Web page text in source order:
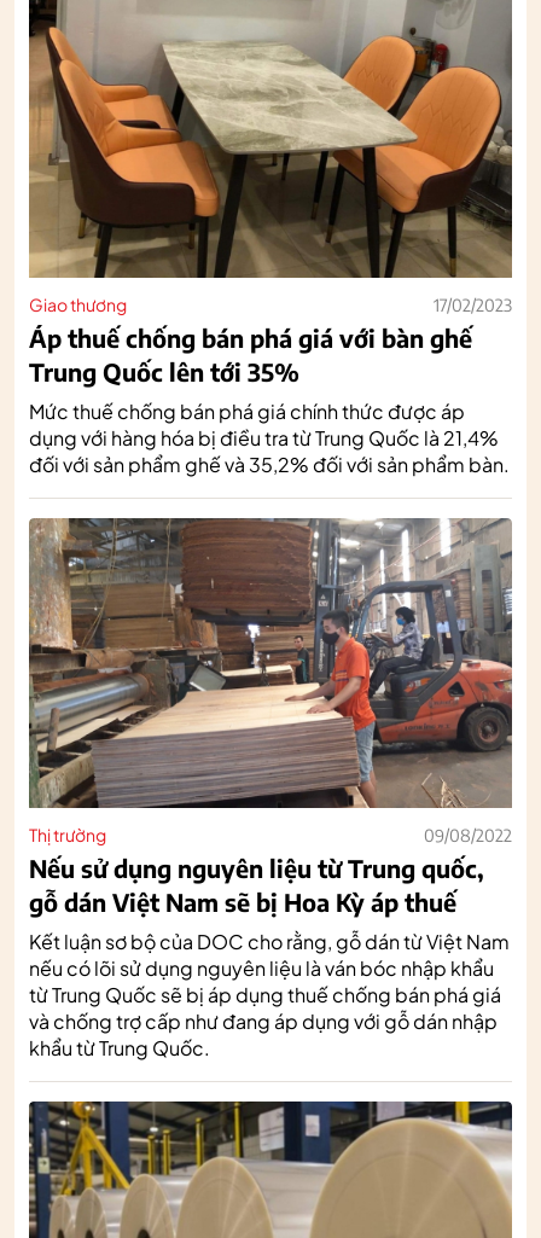
Giao thương 17/02/2023
Áp thuế chống bán phá giá với bàn ghế
Trung Quốc lên tới 35%
Mức thuế chống bán phá giá chính thức được áp
dụng với hàng hóa bị điều tra từ Trung Quốc là 21,4%
đối với sản phẩm ghế và 35,2% đối với sản phẩm bàn.
Thị trường 09/08/2022
Nếu sử dụng nguyên liệu từ Trung quốc,
gỗ dán Việt Nam sẽ bị Hoa Kỳ áp thuế
Kết luận sơ bộ của DOC cho rằng, gỗ dán từ Việt Nam
nếu có lõi sử dụng nguyên liệu là ván bóc nhập khẩu
từ Trung Quốc sẽ bị áp dụng thuế chống bán phá giá
và chống trợ cấp như đang áp dụng với gỗ dán nhập
khẩu từ Trung Quốc.